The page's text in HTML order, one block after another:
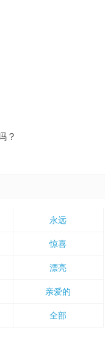
？
永远
惊喜
漂亮
亲爱的
全部